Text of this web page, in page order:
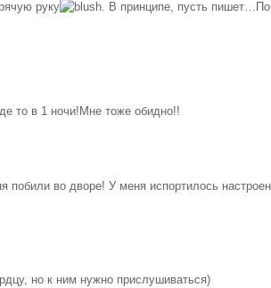
руку . В принципе, пусть
то в 1 ночи! Мне тоже обидно!!
во дворе! У меня испортилось
но к ним нужно прислушиваться)